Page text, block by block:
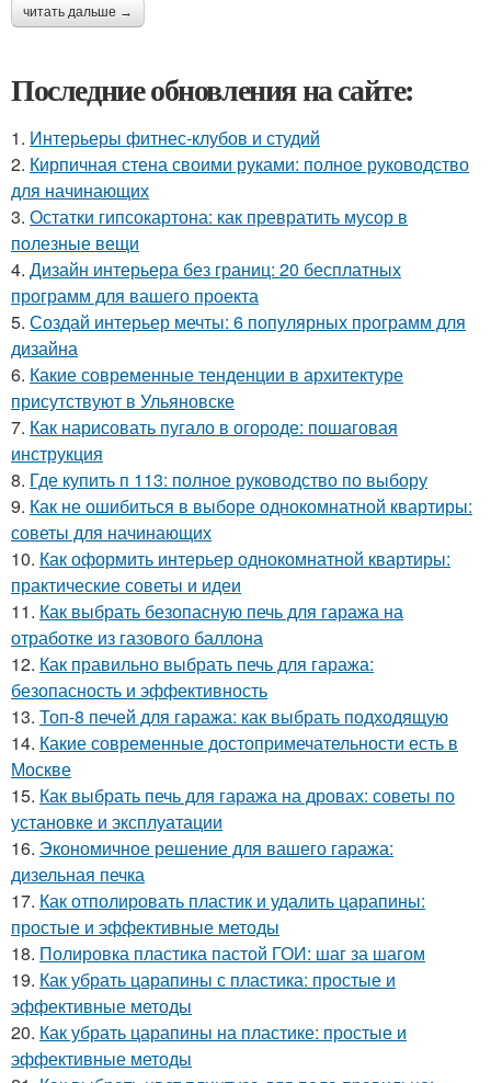
читать дальше →
Последние обновления на сайте:
1. Интерьеры фитнес-клубов и студий
2. Кирпичная стена своими руками: полное руководство
для начинающих
3. Остатки гипсокартона: как превратить мусор в
полезные вещи
4. Дизайн интерьера без границ: 20 бесплатных
программ для вашего проекта
5. Создай интерьер мечты: 6 популярных программ для
дизайна
6. Какие современные тенденции в архитектуре
присутствуют в Ульяновске
7. Как нарисовать пугало в огороде: пошаговая
инструкция
8. Где купить п 113: полное руководство по выбору
9. Как не ошибиться в выборе однокомнатной квартиры:
советы для начинающих
10. Как оформить интерьер однокомнатной квартиры:
практические советы и идеи
11. Как выбрать безопасную печь для гаража на
отработке из газового баллона
12. Как правильно выбрать печь для гаража:
безопасность и эффективность
13. Топ-8 печей для гаража: как выбрать подходящую
14. Какие современные достопримечательности есть в
Москве
15. Как выбрать печь для гаража на дровах: советы по
установке и эксплуатации
16. Экономичное решение для вашего гаража:
дизельная печка
17. Как отполировать пластик и удалить царапины:
простые и эффективные методы
18. Полировка пластика пастой ГОИ: шаг за шагом
19. Как убрать царапины с пластика: простые и
эффективные методы
20. Как убрать царапины на пластике: простые и
эффективные методы